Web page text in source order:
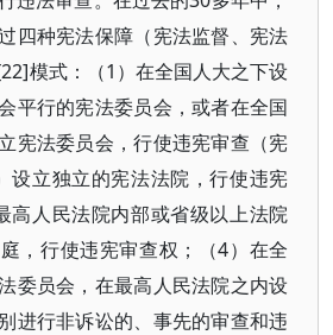
四种宪法保障（宪法监督、宪法
模式：（1）在全国人大之下设
平行的宪法委员会，或者在全国
宪法委员会，行使违宪审查（宪
设立独立的宪法法院，行使违宪
高人民法院内部或省级以上法院
，行使违宪审查权；（4）在全
委员会，在最高人民法院之内设
进行非诉讼的、事先的审查和违